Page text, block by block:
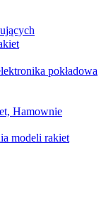
pokładowa
Hamownie
modeli rakiet